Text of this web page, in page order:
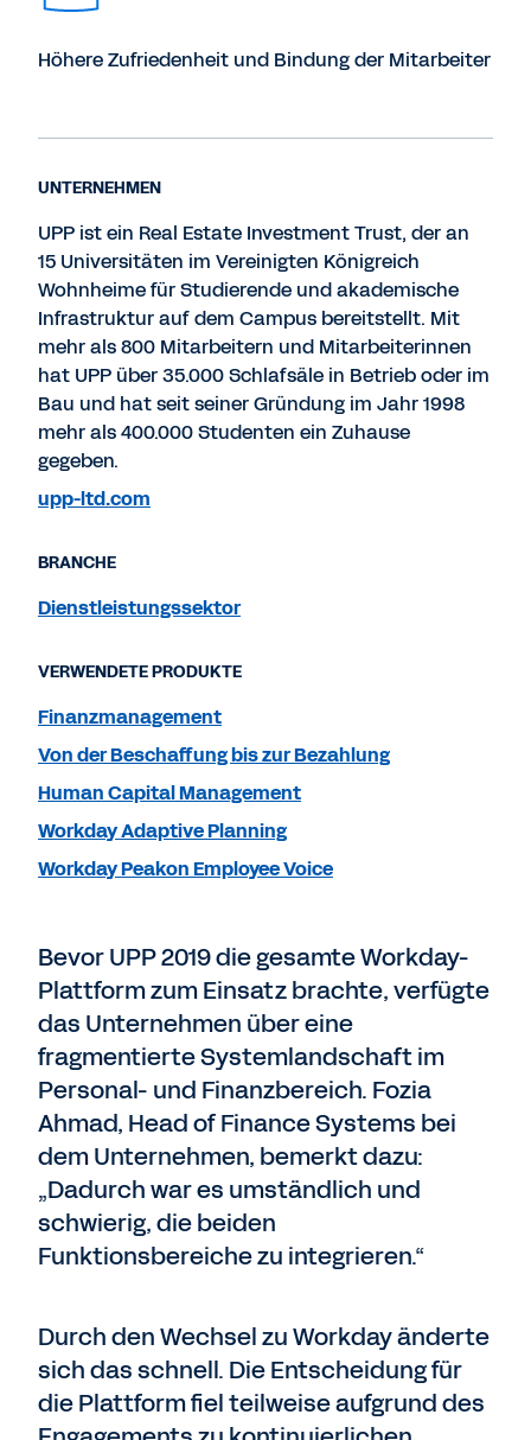
Höhere Zufriedenheit und Bindung der Mitarbeiter
Bevor UPP 2019 die gesamte Workday-
Plattform zum Einsatz brachte, verfügte
das Unternehmen über eine
fragmentierte Systemlandschaft im
Personal- und Finanzbereich. Fozia
Ahmad, Head of Finance Systems bei
dem Unternehmen, bemerkt dazu:
„Dadurch war es umständlich und
schwierig, die beiden
Funktionsbereiche zu integrieren.“
Durch den Wechsel zu Workday änderte
sich das schnell. Die Entscheidung für
die Plattform fiel teilweise aufgrund des
UNTERNEHMEN
UPP ist ein Real Estate Investment Trust, der an
15 Universitäten im Vereinigten Königreich
Wohnheime für Studierende und akademische
Infrastruktur auf dem Campus bereitstellt. Mit
mehr als 800 Mitarbeitern und Mitarbeiterinnen
hat UPP über 35.000 Schlafsäle in Betrieb oder im
Bau und hat seit seiner Gründung im Jahr 1998
mehr als 400.000 Studenten ein Zuhause
gegeben.
upp-ltd.com
BRANCHE
Dienstleistungssektor
VERWENDETE PRODUKTE
Finanzmanagement
Von der Beschaffung bis zur Bezahlung
Human Capital Management
Workday Adaptive Planning
Workday Peakon Employee Voice